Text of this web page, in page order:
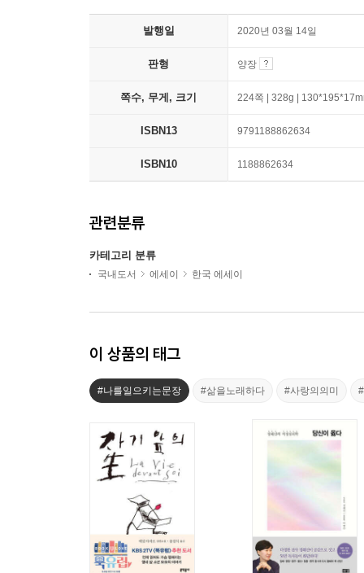
발행일 2020년 03월 14일
판형 양장
쪽수, 무게, 크기 224쪽 | 328g |
ISBN13 9791188862634
ISBN10 1188862634
관련분류
카테고리 분류
국내도서 에세이 한국 에세이
이 상품의 태그
#나를일으키는문장 #삶을노래하다 #사랑의의미